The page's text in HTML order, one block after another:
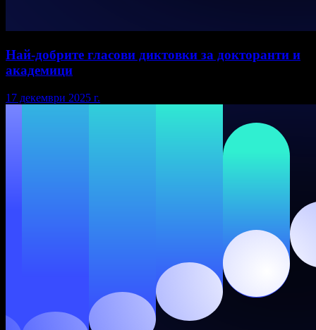
Най-добрите гласови диктовки за докторанти и
академици
17 декември 2025 г.